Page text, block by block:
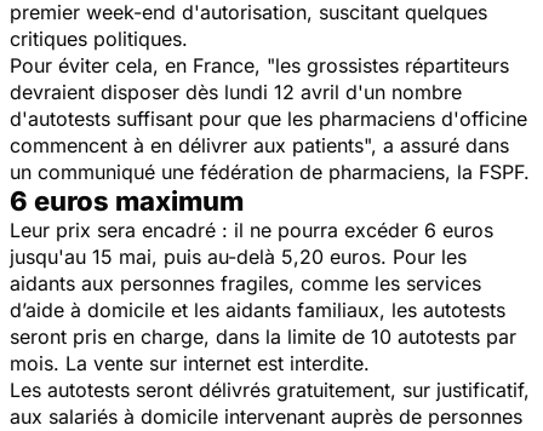
premier week-end d'autorisation, suscitant quelques
critiques politiques.
Pour éviter cela, en France, "les grossistes répartiteurs
devraient disposer dès lundi 12 avril d'un nombre
d'autotests suffisant pour que les pharmaciens d'officine
commencent à en délivrer aux patients", a assuré dans
un communiqué une fédération de pharmaciens, la FSPF.
6 euros maximum
Leur prix sera encadré : il ne pourra excéder 6 euros
jusqu'au 15 mai, puis au-delà 5,20 euros. Pour les
aidants aux personnes fragiles, comme les services
d’aide à domicile et les aidants familiaux, les autotests
seront pris en charge, dans la limite de 10 autotests par
mois. La vente sur internet est interdite.
Les autotests seront délivrés gratuitement, sur justificatif,
aux salariés à domicile intervenant auprès de personnes